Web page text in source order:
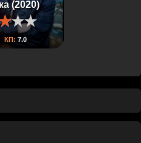
(2020)
КП: 7.0